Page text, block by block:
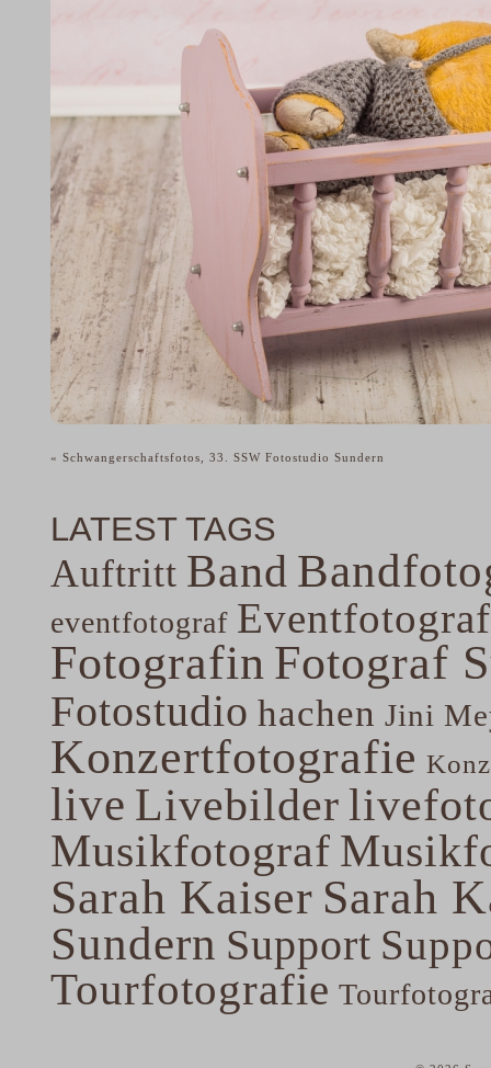
« Schwangerschaftsfotos, 33. SSW Fotostudio Sundern
LATEST TAGS
Auftritt Band
eventfotograf
Fotografin Fotograf
Fotostudio hachen Jini
Konzertfotografie
live Livebilder
Musikfotograf
Sarah Kaiser Sarah
Sundern Support
Tourfotografie